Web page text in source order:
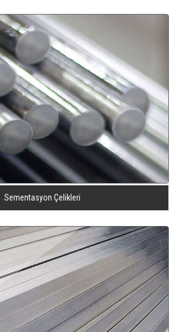
Sementasyon Çelikleri